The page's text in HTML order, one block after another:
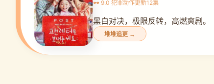
🕶️ 9.0 犯罪动作更新12集
黑白对决，极限反转，高燃爽剧。
堆堆追更 →